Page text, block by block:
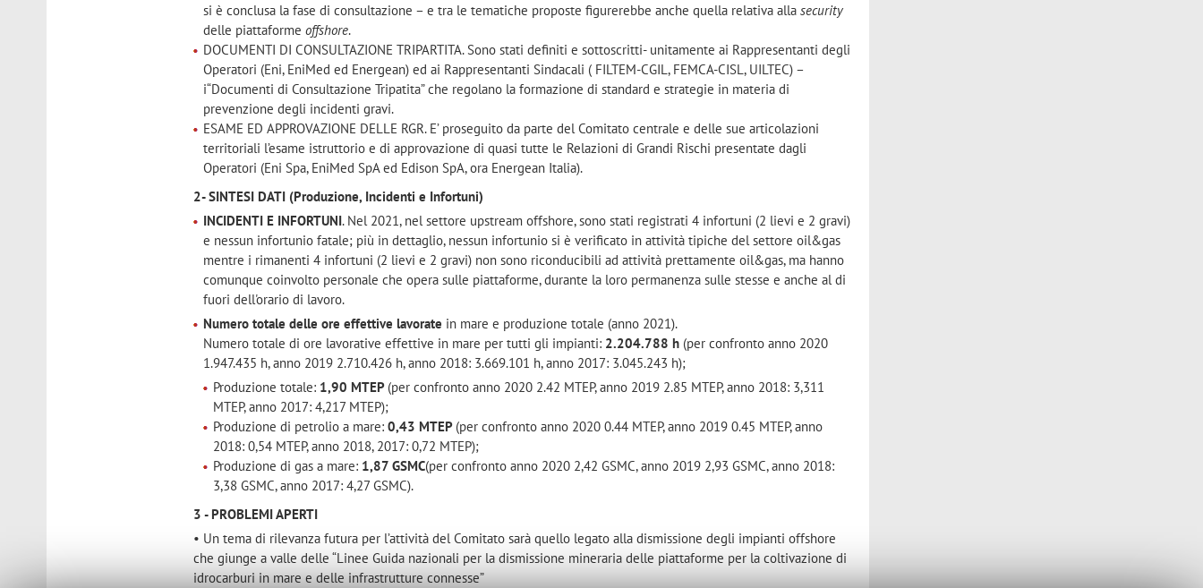
si è conclusa la fase di consultazione – e tra le tematiche proposte figurerebbe anche quella relativa allasecurity
delle piattaformeoffshore.
DOCUMENTI DI CONSULTAZIONE TRIPARTITA. Sono stati definiti e sottoscritti- unitamente ai Rappresentanti degli
Operatori (Eni, EniMed ed Energean) ed ai Rappresentanti Sindacali ( FILTEM-CGIL, FEMCA-CISL, UILTEC) –
i“Documenti di Consultazione Tripatita” che regolano la formazione di standard e strategie in materia di
prevenzione degli incidenti gravi.
ESAME ED APPROVAZIONE DELLE RGR. E’ proseguito da parte del Comitato centrale e delle sue articolazioni
territoriali l’esame istruttorio e di approvazione di quasi tutte le Relazioni di Grandi Rischi presentate dagli
Operatori (Eni Spa, EniMed SpA ed Edison SpA, ora Energean Italia).
2- SINTESI DATI (Produzione, Incidenti e Infortuni)
INCIDENTI E INFORTUNI. Nel 2021, nel settore upstream offshore, sono stati registrati 4 infortuni (2 lievi e 2 gravi)
e nessun infortunio fatale; più in dettaglio, nessun infortunio si è verificato in attività tipiche del settore oil&gas
mentre i rimanenti 4 infortuni (2 lievi e 2 gravi) non sono riconducibili ad attività prettamente oil&gas, ma hanno
comunque coinvolto personale che opera sulle piattaforme, durante la loro permanenza sulle stesse e anche al di
fuori dell'orario di lavoro.
Numero totale delle ore effettive lavorate in mare e produzione totale (anno 2021).
Numero totale di ore lavorative effettive in mare per tutti gli impianti: 2.204.788 h (per confronto anno 2020
1.947.435 h, anno 2019 2.710.426 h, anno 2018: 3.669.101 h, anno 2017: 3.045.243 h);
Produzione totale: 1,90 MTEP (per confronto anno 2020 2.42 MTEP, anno 2019 2.85 MTEP, anno 2018: 3,311
MTEP, anno 2017: 4,217 MTEP);
Produzione di petrolio a mare:0,43 MTEP (per confronto anno 2020 0.44 MTEP, anno 2019 0.45 MTEP, anno
2018: 0,54 MTEP, anno 2018, 2017: 0,72 MTEP);
Produzione di gas a mare: 1,87 GSMC(per confronto anno 2020 2,42 GSMC, anno 2019 2,93 GSMC, anno 2018:
3,38 GSMC, anno 2017: 4,27 GSMC).
3 - PROBLEMI APERTI
• Un tema di rilevanza futura per l’attività del Comitato sarà quello legato alla dismissione degli impianti offshore
che giunge a valle delle “Linee Guida nazionali per la dismissione mineraria delle piattaforme per la coltivazione di
idrocarburi in mare e delle infrastrutture connesse”